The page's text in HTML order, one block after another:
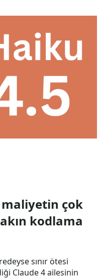
çok
kodlama
sınır ötesi
Claude 4 ailesinin